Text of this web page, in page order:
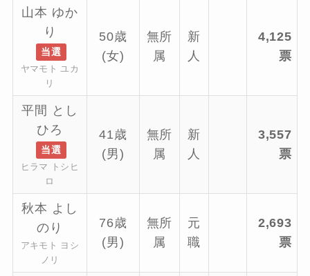
山本 ゆか
り
当選
ヤマモト ユカ
リ
50歳
(女)
無所
属
新
人
4,125
票
平間 とし
ひろ
当選
ヒラマ トシヒ
ロ
41歳
(男)
無所
属
新
人
3,557
票
秋本 よし
のり
アキモト ヨシ
ノリ
76歳
(男)
無所
属
元
職
2,693
票